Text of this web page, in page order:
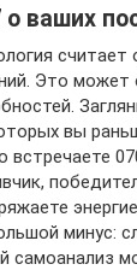
ваших
Это может
вы
встречаете
минус:
самоанализ